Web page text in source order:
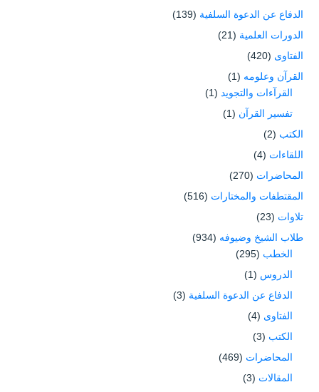
الدفاع عن الدعوة السلفية (139)
الدورات العلمية (21)
الفتاوى (420)
القرآن وعلومه (1)
القرآءات والتجويد (1)
تفسير القرآن (1)
الكتب (2)
اللقاءات (4)
المحاضرات (270)
المقتطفات والمختارات (516)
تلاوات (23)
طلاب الشيخ وضيوفه (934)
الخطب (295)
الدروس (1)
الدفاع عن الدعوة السلفية (3)
الفتاوى (4)
الكتب (3)
المحاضرات (469)
المقالات (3)